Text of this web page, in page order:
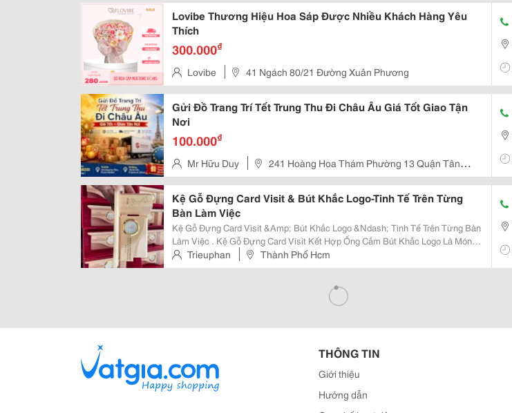
Lovibe Thương Hiệu Hoa Sáp Được Nhiều Khách Hàng Yêu
Thích
300.000₫
Lovibe 41 Ngách 80/21 Đường Xuân Phương
Gửi Đồ Trang Trí Tết Trung Thu Đi Châu Âu Giá Tốt Giao Tận
Nơi
100.000₫
Mr Hữu Duy
241 Hoàng Hoa Thám Phường 13 Quận Tân
Bình
Kệ Gỗ Đựng Card Visit & Bút Khắc Logo-Tinh Tế Trên Từng
Bàn Làm Việc
Kệ Gỗ Đựng Card Visit &Amp; Bút Khắc Logo &Ndash; Tinh Tế Trên Từng Bàn
Làm Việc . Kệ Gỗ Đựng Card Visit Kết Hợp Ống Cắm Bút Khắc Logo Là Món
Quà Tặng Văn Phòng Vừa Sang Trọng, Vừa Hữu Ích, Giúp Thương Hiệu Của
Bạn Luôn Hiện Diện Trước Mắt Đối...
Trieuphan Thành Phố Hcm
THÔNG TIN
Giới thiệu
Hướng dẫn